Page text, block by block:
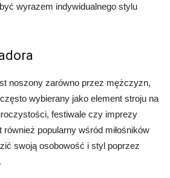
wyrazem indywidualnego stylu
noszony zarówno przez mężczyzn,
wybierany jako element stroju na
festiwale czy imprezy
popularny wśród miłośników
swoją osobowość i styl poprzez